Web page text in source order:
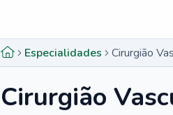
Especialidades Cirurgião
Cirurgião